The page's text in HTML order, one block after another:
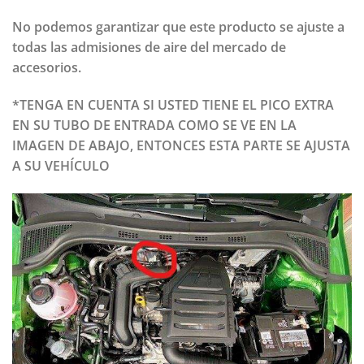
No podemos garantizar que este producto se ajuste a
todas las admisiones de aire del mercado de
accesorios.
*TENGA EN CUENTA SI USTED TIENE EL PICO EXTRA
EN SU TUBO DE ENTRADA COMO SE VE EN LA
IMAGEN DE ABAJO, ENTONCES ESTA PARTE SE AJUSTA
A SU VEHÍCULO